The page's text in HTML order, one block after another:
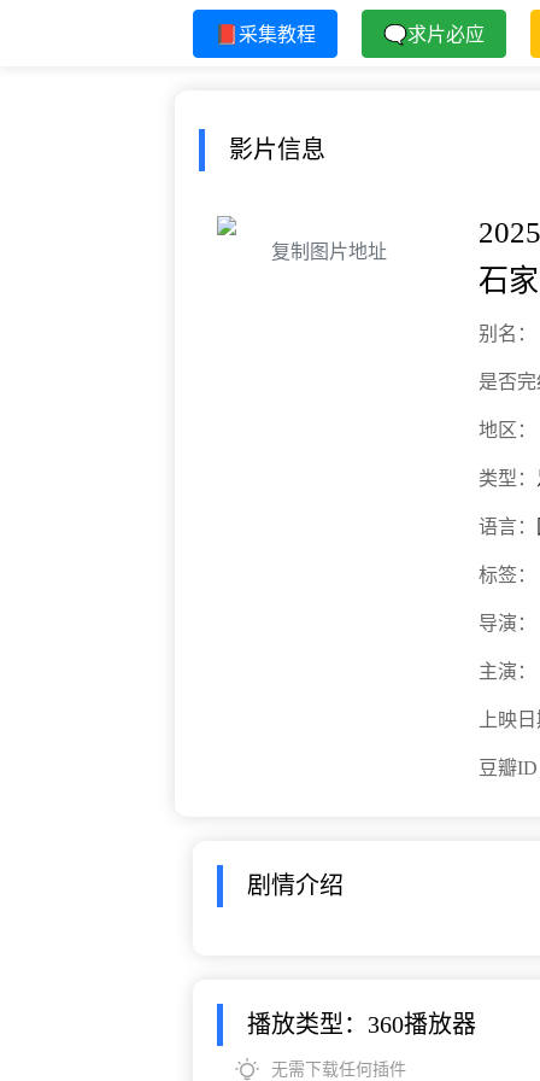
📕采集教程 🗨求片必应
影片信息
复制图片地址
石
别名：
是否
地区：
类型：
语言：
标签：
导演：
主演：
上映
豆瓣
剧情介绍
播放类型：360播放器
无需下载任何插件